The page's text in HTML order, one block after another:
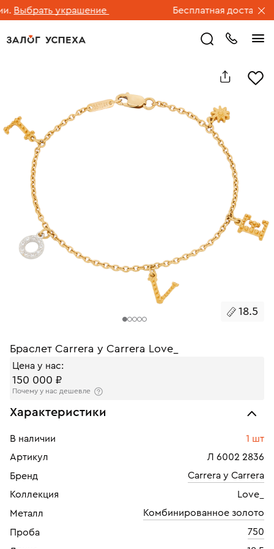
Выбрать украшение Бесплатная доставка
18.5
Браслет Carrera y Carrera Love_
Цена у нас:
150 000 ₽
Почему у нас дешевле
Характеристики
В наличии
1 шт
Артикул
Л 6002 2836
Бренд
Carrera y Carrera
Коллекция
Love_
Металл
Комбинированное золото
Проба
750